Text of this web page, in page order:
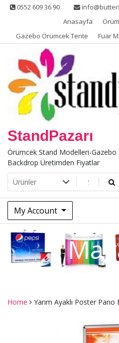
Skip 0552 609 36 90
Anasayfa
Gazebo Örümcek Tente
Fuar
StandPazarı
Örümcek Stand Modelleri-Gazebo
Backdrop Üretimden Fiyatlar
My Account
Home Yarım Ayaklı Poster